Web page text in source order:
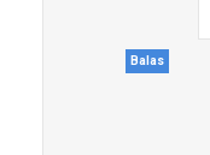
Balas